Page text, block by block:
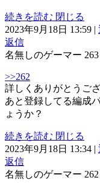
続きを読む 閉じる
2023年9月18日 13:59 |
返信
名無しのゲーマー 263
>>262
詳しくありがとうご
あと登録してる編成
ょうか？
続きを読む 閉じる
2023年9月18日 13:34 |
返信
名無しのゲーマー 262